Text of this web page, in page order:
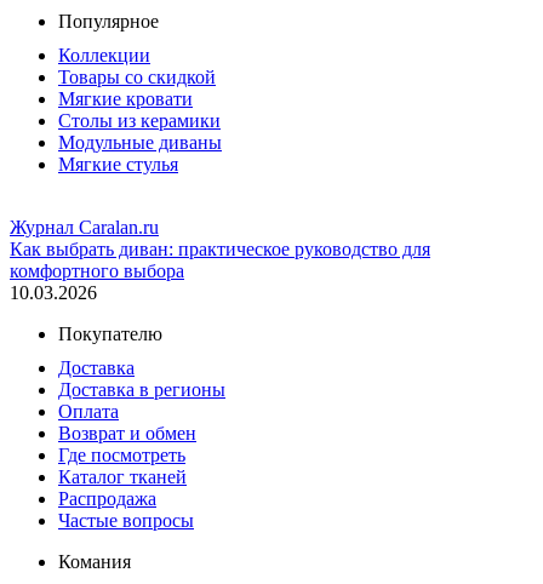
Популярное
Коллекции
Товары со скидкой
Мягкие кровати
Столы из керамики
Модульные диваны
Мягкие стулья
Журнал Caralan.ru
Как выбрать диван: практическое руководство для
комфортного выбора
10.03.2026
Покупателю
Доставка
Доставка в регионы
Оплата
Возврат и обмен
Где посмотреть
Каталог тканей
Распродажа
Частые вопросы
Комания